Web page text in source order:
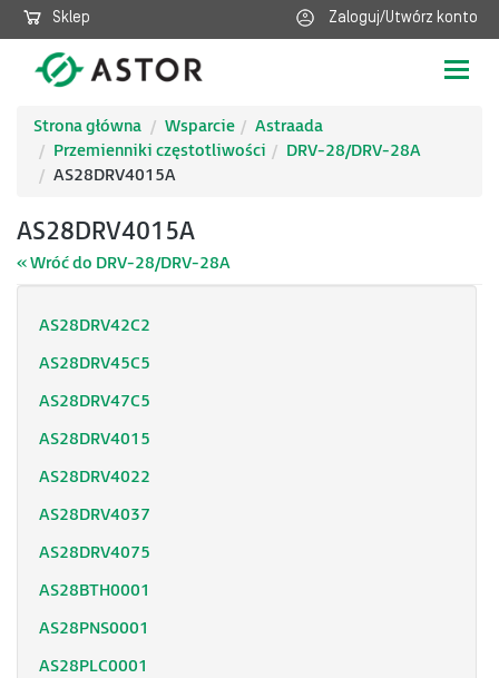
Sklep Zaloguj/Utwórz konto
Strona główna
Wsparcie
Astraada
Przemienniki częstotliwości
DRV-28/DRV-28A
AS28DRV4015A
AS28DRV4015A
« Wróć do DRV-28/DRV-28A
AS28DRV42C2
AS28DRV45C5
AS28DRV47C5
AS28DRV4015
AS28DRV4022
AS28DRV4037
AS28DRV4075
AS28BTH0001
AS28PNS0001
AS28PLC0001